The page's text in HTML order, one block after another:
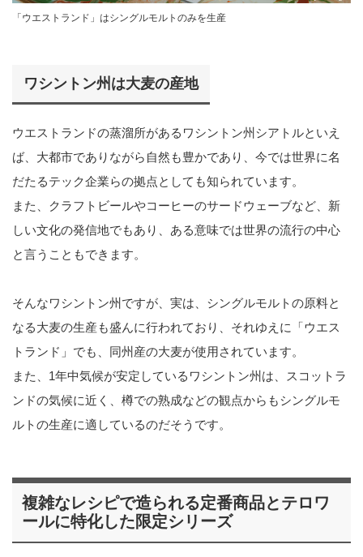
「ウエストランド」はシングルモルトのみを生産
ワシントン州は大麦の産地
ウエストランドの蒸溜所があるワシントン州シアトルといえ
ば、大都市でありながら自然も豊かであり、今では世界に名
だたるテック企業らの拠点としても知られています。
また、クラフトビールやコーヒーのサードウェーブなど、新
しい文化の発信地でもあり、ある意味では世界の流行の中心
と言うこともできます。
そんなワシントン州ですが、実は、シングルモルトの原料と
なる大麦の生産も盛んに行われており、それゆえに「ウエス
トランド」でも、同州産の大麦が使用されています。
また、1年中気候が安定しているワシントン州は、スコットラ
ンドの気候に近く、樽での熟成などの観点からもシングルモ
ルトの生産に適しているのだそうです。
複雑なレシピで造られる定番商品とテロワ
ールに特化した限定シリーズ